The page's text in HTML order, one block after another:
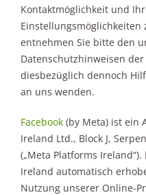
Kontaktmöglichkeit und
Einstellungsmöglichkeiten
entnehmen Sie bitte den
Datenschutzhinweisen
diesbezüglich dennoch
an uns wenden.
Facebook (by Meta) ist ein
Ireland Ltd., Block J,
(„Meta Platforms
Ireland automatisch
Nutzung unserer Online-